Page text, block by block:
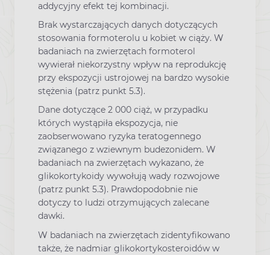
addycyjny efekt tej kombinacji.
Brak wystarczających danych dotyczących
stosowania formoterolu u kobiet w ciąży. W
badaniach na zwierzętach formoterol
wywierał niekorzystny wpływ na reprodukcję
przy ekspozycji ustrojowej na bardzo wysokie
stężenia (patrz punkt 5.3).
Dane dotyczące 2 000 ciąż, w przypadku
których wystąpiła ekspozycja, nie
zaobserwowano ryzyka teratogennego
związanego z wziewnym budezonidem. W
badaniach na zwierzętach wykazano, że
glikokortykoidy wywołują wady rozwojowe
(patrz punkt 5.3). Prawdopodobnie nie
dotyczy to ludzi otrzymujących zalecane
dawki.
W badaniach na zwierzętach zidentyfikowano
także, że nadmiar glikokortykosteroidów w